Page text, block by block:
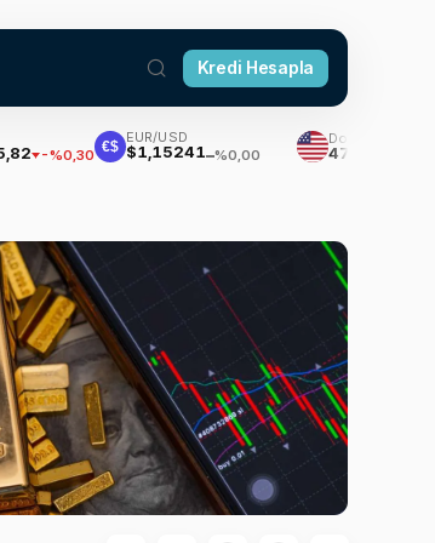
Kredi Hesapla
-%0,30 €$
EUR/USD
$1,15241 %0,00
Dolar
47,7002